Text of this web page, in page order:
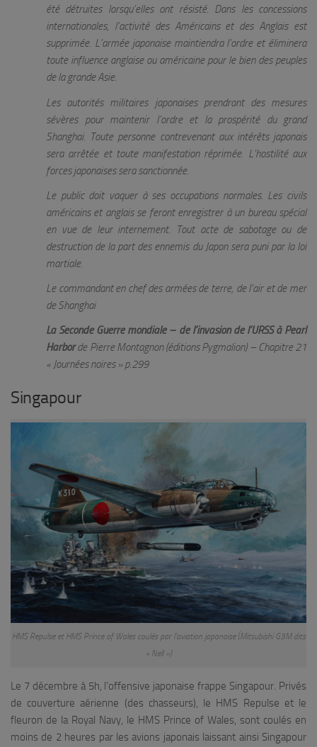
été détruites lorsqu’elles ont résisté. Dans les concessions
internationales, l’activité des Américains et des Anglais est
supprimée. L’armée japonaise maintiendra l’ordre et éliminera
toute influence anglaise ou américaine pour le bien des peuples
de la grande Asie.
Les autorités militaires japonaises prendront des mesures
sévères pour maintenir l’ordre et la prospérité du grand
Shanghai. Toute personne contrevenant aux intérêts japonais
sera arrêtée et toute manifestation réprimée. L’hostilité aux
forces japonaises sera sanctionnée.
Le public doit vaquer à ses occupations normales. Les civils
américains et anglais se feront enregistrer à un bureau spécial
en vue de leur internement. Tout acte de sabotage ou de
destruction de la part des ennemis du Japon sera puni par la loi
martiale.
Le commandant en chef des armées de terre, de l’air et de mer
de Shanghai
La Seconde Guerre mondiale – de l’invasion de l’URSS à Pearl
Harborde Pierre Montagnon (éditions Pygmalion) – Chapitre 21
« Journées noires » p.299
Singapour
HMS Repulse et HMS Prince of Wales coulés par l’aviation japonaise (Mitsubishi G3M dits
« Nell »)
Le 7 décembre à 5h, l’offensive japonaise frappe Singapour. Privés
de couverture aérienne (des chasseurs), le HMS Repulse et le
fleuron de la Royal Navy, le HMS Prince of Wales, sont coulés en
moins de 2 heures par les avions japonais laissant ainsi Singapour